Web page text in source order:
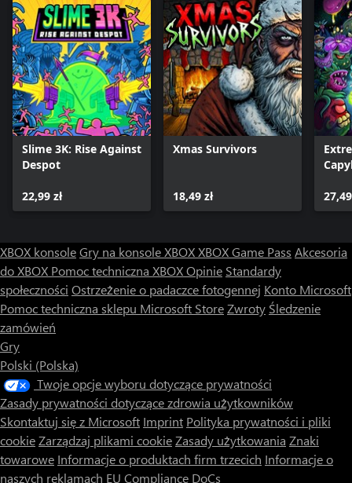
Slime 3K: Rise Against
Despot
22,99 zł
Xmas Survivors
18,49 zł
XBOX konsoleGry na konsole XBOXXBOX Game Pass Akcesoria
do XBOX Pomoc techniczna XBOXOpinie Standardy
społeczności Ostrzeżenie o padaczce fotogennej Konto Microsoft
Pomoc techniczna sklepu Microsoft StoreZwroty Śledzenie
zamówień
Gry
Polski (Polska)
Twoje opcje wyboru dotyczące prywatności
Zasady prywatności dotyczące zdrowia użytkowników
Skontaktuj się z Microsoft Imprint Polityka prywatności i pliki
cookieZarządzaj plikami cookieZasady użytkowania Znaki
towarowe Informacje o produktach firm trzecich Informacje o
naszych reklamach EU Compliance DoCs